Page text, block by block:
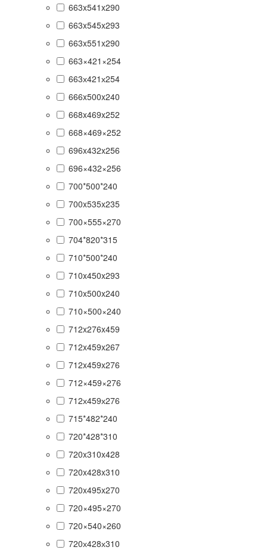
663x541x290
663x545x293
663x551x290
663×421×254
663х421х254
666x500x240
668x469x252
668×469×252
696x432x256
696×432×256
700*500*240
700x535x235
700×555×270
704*820*315
710*500*240
710x450x293
710x500x240
710×500×240
712x276x459
712x459x267
712x459x276
712×459×276
712х459х276
715*482*240
720*428*310
720x310x428
720x428x310
720x495x270
720×495×270
720×540×260
720х428х310